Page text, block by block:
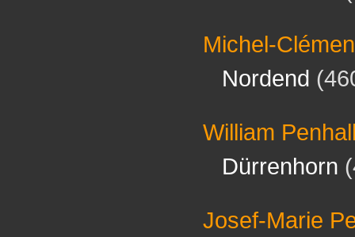
Michel-
Nordend
William
Dürrenhorn
Josef-Marie